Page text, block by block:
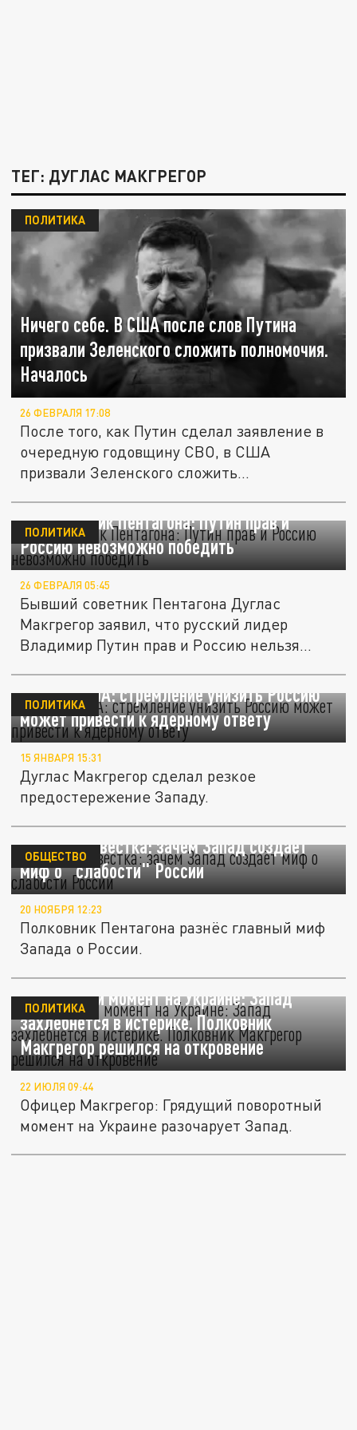
ТЕГ: ДУГЛАС МАКГРЕГОР
Ничего себе. В США после слов Путина
призвали Зеленского сложить полномочия.
Началось
ПОЛИТИКА
26 ФЕВРАЛЯ 17:08
После того, как Путин сделал заявление в
очередную годовщину СВО, в США
призвали Зеленского сложить...
Экс-советник Пентагона: Путин прав и
Россию невозможно победить
ПОЛИТИКА
26 ФЕВРАЛЯ 05:45
Бывший советник Пентагона Дуглас
Макгрегор заявил, что русский лидер
Владимир Путин прав и Россию нельзя...
Офицер США: стремление унизить Россию
может привести к ядерному ответу
ПОЛИТИКА
15 ЯНВАРЯ 15:31
Дуглас Макгрегор сделал резкое
предостережение Западу.
Скрытая повестка: зачем Запад создаёт
миф о "слабости" России
ОБЩЕСТВО
20 НОЯБРЯ 12:23
Полковник Пентагона разнёс главный миф
Запада о России.
Поворотный момент на Украине: Запад
захлебнётся в истерике. Полковник
Макгрегор решился на откровение
ПОЛИТИКА
22 ИЮЛЯ 09:44
Офицер Макгрегор: Грядущий поворотный
момент на Украине разочарует Запад.